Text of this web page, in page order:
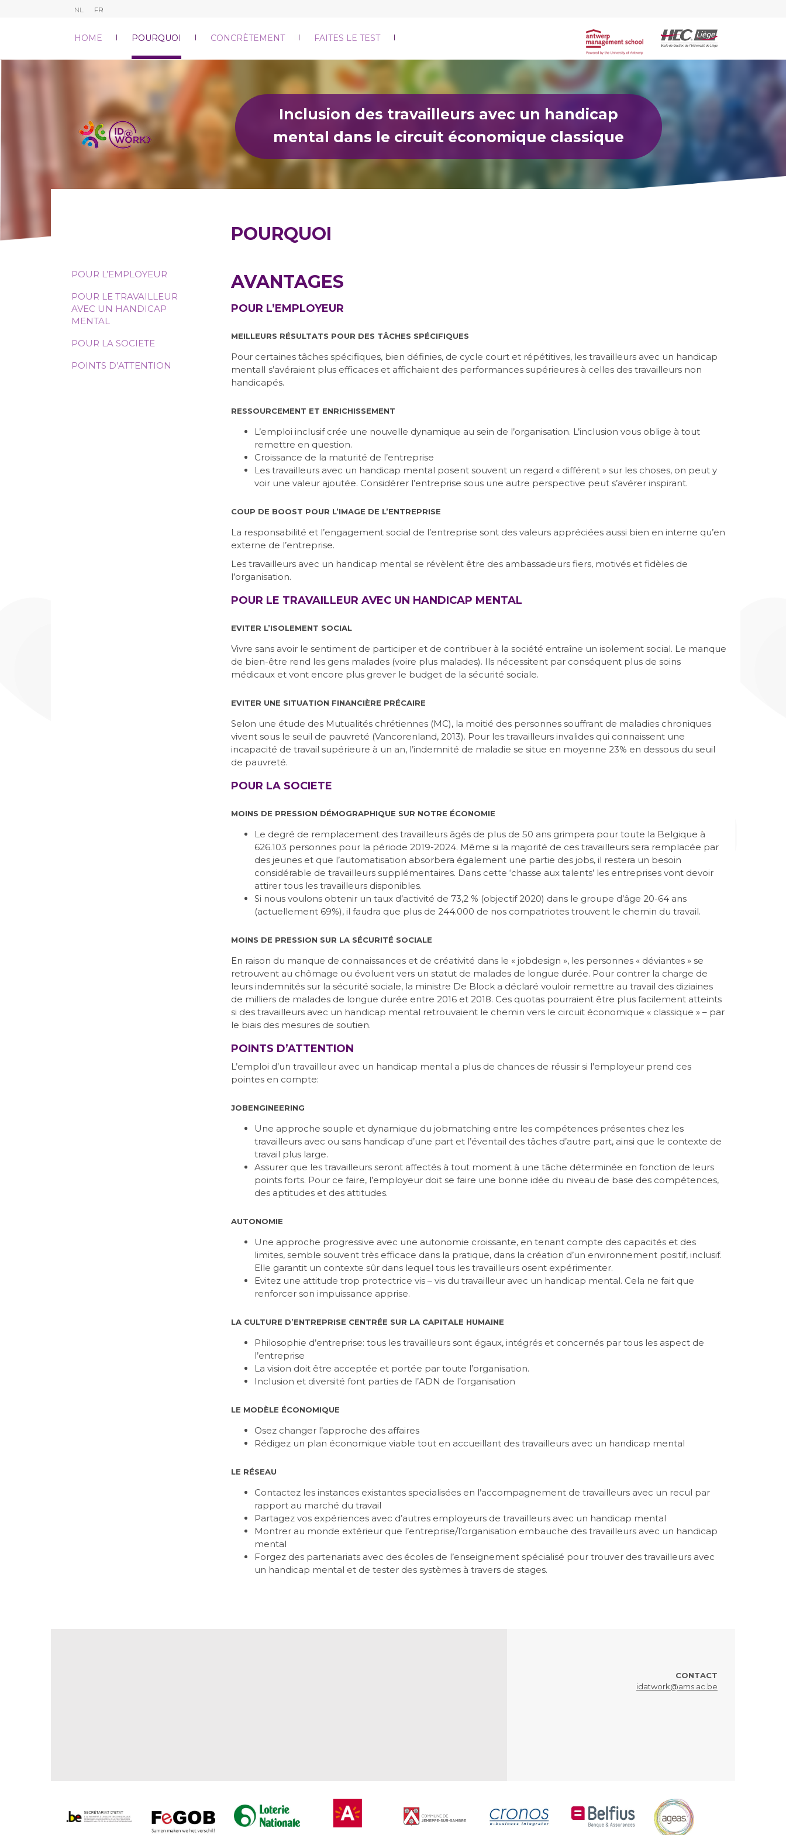
NL FR
HOME POURQUOI CONCRÈTEMENT FAITES LE TEST
Inclusion des travailleurs avec un handicap
mental dans le circuit économique classique
POUR L’EMPLOYEUR
POUR LE TRAVAILLEUR
AVEC UN HANDICAP
MENTAL
POUR LA SOCIETE
POINTS D’ATTENTION
POURQUOI
AVANTAGES
POUR L’EMPLOYEUR
MEILLEURS RÉSULTATS POUR DES TÂCHES SPÉCIFIQUES
Pour certaines tâches spécifiques, bien définies, de cycle court et répétitives, les travailleurs avec un handicap
mentalI s’avéraient plus efficaces et affichaient des performances supérieures à celles des travailleurs non
handicapés.
RESSOURCEMENT ET ENRICHISSEMENT
L’emploi inclusif crée une nouvelle dynamique au sein de l’organisation. L’inclusion vous oblige à tout
remettre en question.
Croissance de la maturité de l’entreprise
Les travailleurs avec un handicap mental posent souvent un regard « différent » sur les choses, on peut y
voir une valeur ajoutée. Considérer l’entreprise sous une autre perspective peut s’avérer inspirant.
COUP DE BOOST POUR L’IMAGE DE L’ENTREPRISE
La responsabilité et l’engagement social de l’entreprise sont des valeurs appréciées aussi bien en interne qu’en
externe de l’entreprise.
Les travailleurs avec un handicap mental se révèlent être des ambassadeurs fiers, motivés et fidèles de
l’organisation.
POUR LE TRAVAILLEUR AVEC UN HANDICAP MENTAL
EVITER L’ISOLEMENT SOCIAL
Vivre sans avoir le sentiment de participer et de contribuer à la société entraîne un isolement social. Le manque
de bien-être rend les gens malades (voire plus malades). Ils nécessitent par conséquent plus de soins
médicaux et vont encore plus grever le budget de la sécurité sociale.
EVITER UNE SITUATION FINANCIÈRE PRÉCAIRE
Selon une étude des Mutualités chrétiennes (MC), la moitié des personnes souffrant de maladies chroniques
vivent sous le seuil de pauvreté (Vancorenland, 2013). Pour les travailleurs invalides qui connaissent une
incapacité de travail supérieure à un an, l’indemnité de maladie se situe en moyenne 23% en dessous du seuil
de pauvreté.
POUR LA SOCIETE
MOINS DE PRESSION DÉMOGRAPHIQUE SUR NOTRE ÉCONOMIE
Le degré de remplacement des travailleurs âgés de plus de 50 ans grimpera pour toute la Belgique à
626.103 personnes pour la période 2019-2024. Même si la majorité de ces travailleurs sera remplacée par
des jeunes et que l’automatisation absorbera également une partie des jobs, il restera un besoin
considérable de travailleurs supplémentaires. Dans cette ‘chasse aux talents’ les entreprises vont devoir
attirer tous les travailleurs disponibles.
Si nous voulons obtenir un taux d’activité de 73,2 % (objectif 2020) dans le groupe d’âge 20-64 ans
(actuellement 69%), il faudra que plus de 244.000 de nos compatriotes trouvent le chemin du travail.
MOINS DE PRESSION SUR LA SÉCURITÉ SOCIALE
En raison du manque de connaissances et de créativité dans le « jobdesign », les personnes « déviantes » se
retrouvent au chômage ou évoluent vers un statut de malades de longue durée. Pour contrer la charge de
leurs indemnités sur la sécurité sociale, la ministre De Block a déclaré vouloir remettre au travail des diziaines
de milliers de malades de longue durée entre 2016 et 2018. Ces quotas pourraient être plus facilement atteints
si des travailleurs avec un handicap mental retrouvaient le chemin vers le circuit économique « classique » – par
le biais des mesures de soutien.
POINTS D’ATTENTION
L’emploi d’un travailleur avec un handicap mental a plus de chances de réussir si l’employeur prend ces
pointes en compte:
JOBENGINEERING
Une approche souple et dynamique du jobmatching entre les compétences présentes chez les
travailleurs avec ou sans handicap d’une part et l’éventail des tâches d’autre part, ainsi que le contexte de
travail plus large.
Assurer que les travailleurs seront affectés à tout moment à une tâche déterminée en fonction de leurs
points forts. Pour ce faire, l’employeur doit se faire une bonne idée du niveau de base des compétences,
des aptitudes et des attitudes.
AUTONOMIE
Une approche progressive avec une autonomie croissante, en tenant compte des capacités et des
limites, semble souvent très efficace dans la pratique, dans la création d’un environnement positif, inclusif.
Elle garantit un contexte sûr dans lequel tous les travailleurs osent expérimenter.
Evitez une attitude trop protectrice vis – vis du travailleur avec un handicap mental. Cela ne fait que
renforcer son impuissance apprise.
LA CULTURE D’ENTREPRISE CENTRÉE SUR LA CAPITALE HUMAINE
Philosophie d’entreprise: tous les travailleurs sont égaux, intégrés et concernés par tous les aspect de
l’entreprise
La vision doit être acceptée et portée par toute l’organisation.
Inclusion et diversité font parties de l’ADN de l’organisation
LE MODÈLE ÉCONOMIQUE
Osez changer l’approche des affaires
Rédigez un plan économique viable tout en accueillant des travailleurs avec un handicap mental
LE RÉSEAU
Contactez les instances existantes specialisées en l’accompagnement de travailleurs avec un recul par
rapport au marché du travail
Partagez vos expériences avec d’autres employeurs de travailleurs avec un handicap mental
Montrer au monde extérieur que l’entreprise/l’organisation embauche des travailleurs avec un handicap
mental
Forgez des partenariats avec des écoles de l’enseignement spécialisé pour trouver des travailleurs avec
un handicap mental et de tester des systèmes à travers de stages.
CONTACT
idatwork@ams.ac.be